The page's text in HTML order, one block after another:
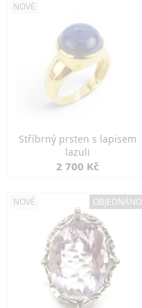
NOVÉ
Stříbrný prsten s lapisem
lazuli
2 700 Kč
NOVÉ OBJEDNÁNO